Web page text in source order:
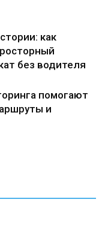
как
без водителя
помогают
и